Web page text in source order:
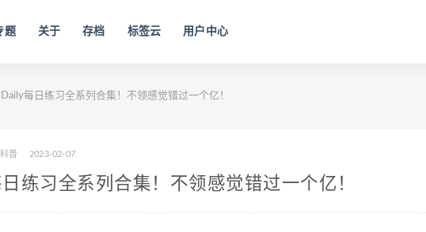
题 关于 存档 标签云 用户中心
每日练习全系列合集！不领感觉错过一个亿！
普 2023-02-07
练习全系列合集！不领感觉错过一个亿！